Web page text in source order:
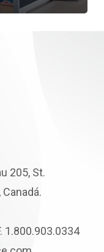
205, St.
1.800.903.0334